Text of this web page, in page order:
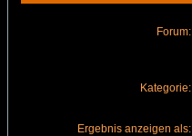
Forum:
Kategorie:
Ergebnis anzeigen als: